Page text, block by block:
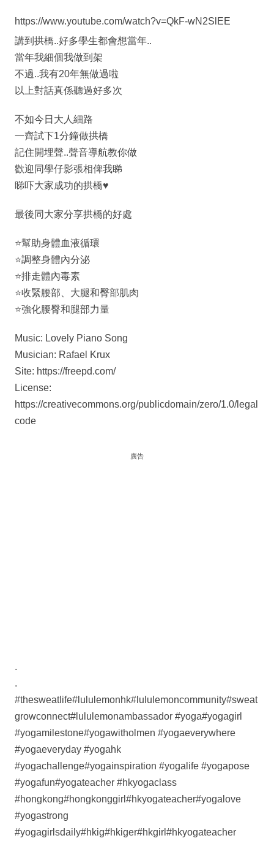
https://www.youtube.com/watch?v=QkF-wN2SlEE
講到拱橋..好多學生都會想當年..
當年我細個我做到架
不過..我有20年無做過啦
以上對話真係聽過好多次
不如今日大人細路
一齊試下1分鐘做拱橋
記住開埋聲..聲音導航教你做
歡迎同學仔影張相俾我睇
睇吓大家成功的拱橋♥️
最後同大家分享拱橋的好處
⭐️幫助身體血液循環
⭐️調整身體內分泌
⭐️排走體內毒素
⭐️收緊腰部、大腿和臀部肌肉
⭐️強化腰臀和腿部力量
Music: Lovely Piano Song
Musician: Rafael Krux
Site: https://freepd.com/
License:
https://creativecommons.org/publicdomain/zero/1.0/legal
code
廣告
.
.
#thesweatlife#lululemonhk#lululemoncommunity#sweat
growconnect#lululemonambassador #yoga#yogagirl
#yogamilestone#yogawitholmen #yogaeverywhere
#yogaeveryday #yogahk
#yogachallenge#yogainspiration #yogalife #yogapose
#yogafun#yogateacher #hkyogaclass
#hongkong#hongkonggirl#hkyogateacher#yogalove
#yogastrong
#yogagirlsdaily#hkig#hkiger#hkgirl#hkyogateacher